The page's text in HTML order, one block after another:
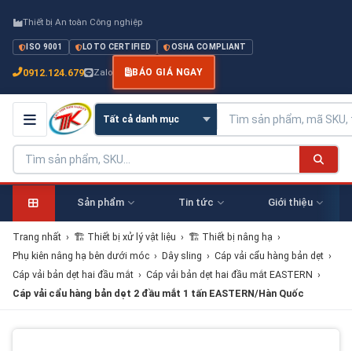
Thiết bị An toàn Công nghiệp
ISO 9001 LOTO CERTIFIED OSHA COMPLIANT
0912.124.679 Zalo BÁO GIÁ NGAY
Sản phẩm Tin tức Giới thiệu
Trang nhất › 🏗 Thiết bị xử lý vật liệu › 🏗 Thiết bị nâng hạ ›
Phụ kiên nâng hạ bên dưới móc › Dây sling › Cáp vải cẩu hàng bản dẹt ›
Cáp vải bản dẹt hai đầu mắt › Cáp vải bản dẹt hai đầu mắt EASTERN ›
Cáp vải cẩu hàng bản dẹt 2 đầu mắt 1 tấn EASTERN/Hàn Quốc